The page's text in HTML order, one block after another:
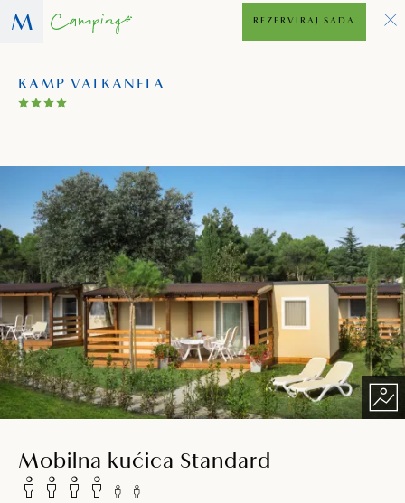
KAMP VALKANELA
REZERVIRAJ SADA
Mobilna kućica Standard